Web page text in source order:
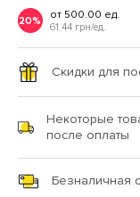
20% от 500.00 ед.
61.44 грн/ед.
Скидки для
Некоторые
после оплаты
Безналичная